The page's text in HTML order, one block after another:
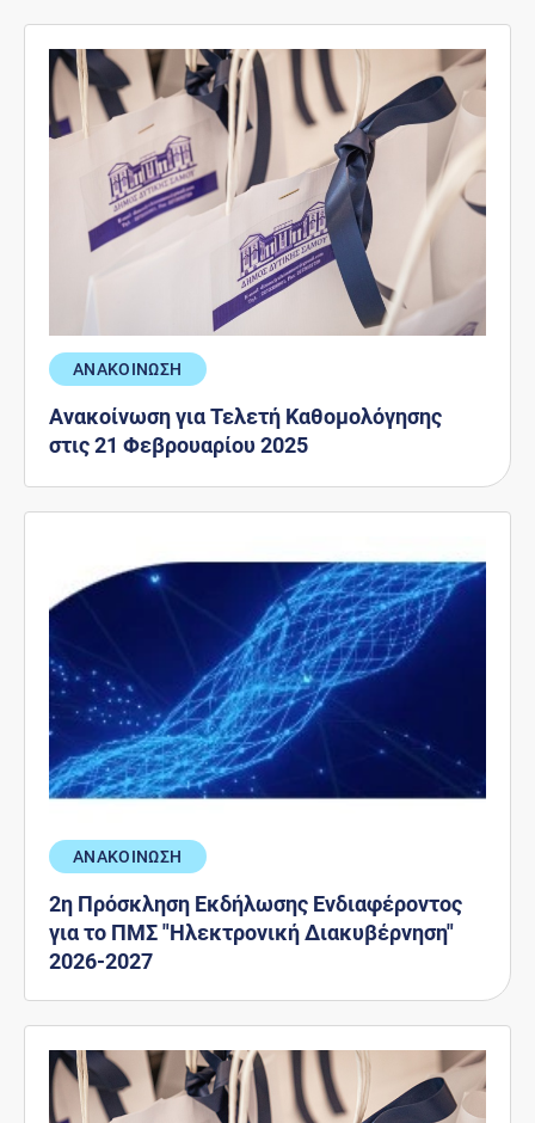
ΑΝΑΚΟΙΝΩΣΗ
Ανακοίνωση για Τελετή Καθομολόγησης
στις 21 Φεβρουαρίου 2025
ΑΝΑΚΟΙΝΩΣΗ
2η Πρόσκληση Εκδήλωσης Ενδιαφέροντος
για το ΠΜΣ "Ηλεκτρονική Διακυβέρνηση"
2026-2027